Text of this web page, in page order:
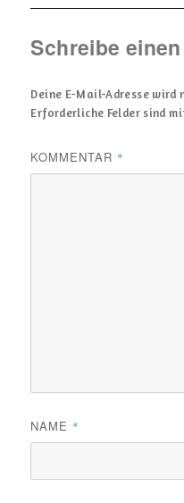
Schreibe
Deine E-Mail-Adresse
Erforderliche Felder sind
KOMMENTAR *
NAME *